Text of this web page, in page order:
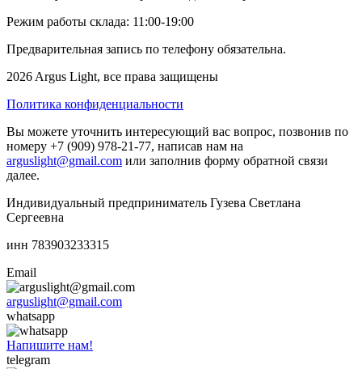
Режим работы склада: 11:00-19:00
Предварительная запись по телефону обязательна.
2026 Argus Light, все права защищены
Политика конфиденциальности
Вы можете уточнить интересующий вас вопрос, позвонив по
номеру +7 (909) 978-21-77, написав нам на
arguslight@gmail.com или заполнив форму обратной связи
далее.
Индивидуальный предприниматель Гузева Светлана
Сергеевна
инн 783903233315
Email
arguslight@gmail.com
whatsapp
Напишите нам!
telegram